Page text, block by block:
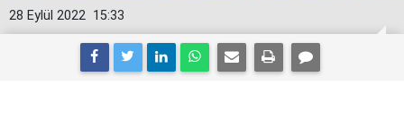
15:33
28 Eylül 2022